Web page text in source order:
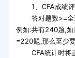
1、CFA成绩评
答对题数>=全球
例如:共有240题,如
=220题,那么至少
CFA统计时将正